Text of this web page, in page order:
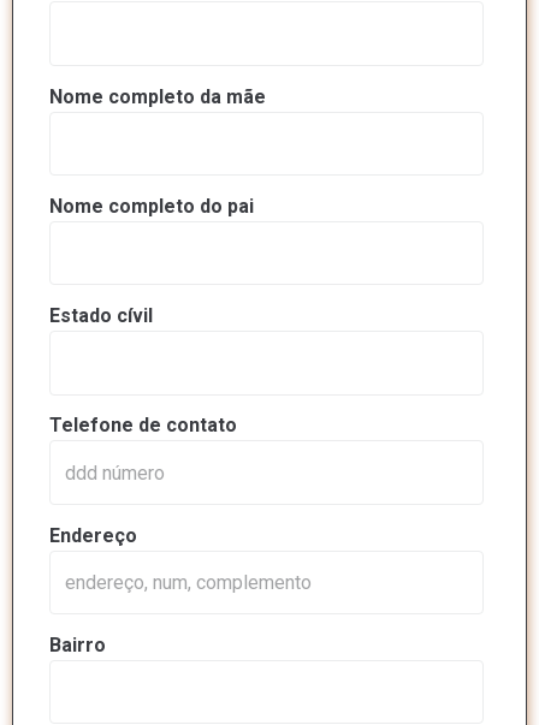
Nome completo da mãe
Nome completo do pai
Estado cívil
Telefone de contato
Endereço
Bairro